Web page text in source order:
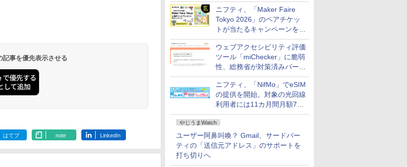
ニフティ、「Maker Faire
Tokyo 2026」のペアチケッ
トが当たるキャンペーンをX
で実施。8月16日まで
ウェブアクセシビリティ評価
ツール「miChecker」に脆弱
性、総務省が対策済みバージ
ョンへの更新を呼び掛け
ニフティ、「NifMo」でeSIM
の提供を開始。対象の光回線
利用者には11カ月間月額770
円割引のキャンペーン
やじうまWatch
ユーザー阿鼻叫喚？ Gmail、サードパー
ティの「送信元アドレス」のサポートを
打ち切りへ
事を優先表示させる
はてブ note LinkedIn